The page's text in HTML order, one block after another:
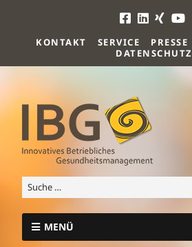
KONTAKT SERVICE PRESSE
DATENSCHUTZ
MENÜ